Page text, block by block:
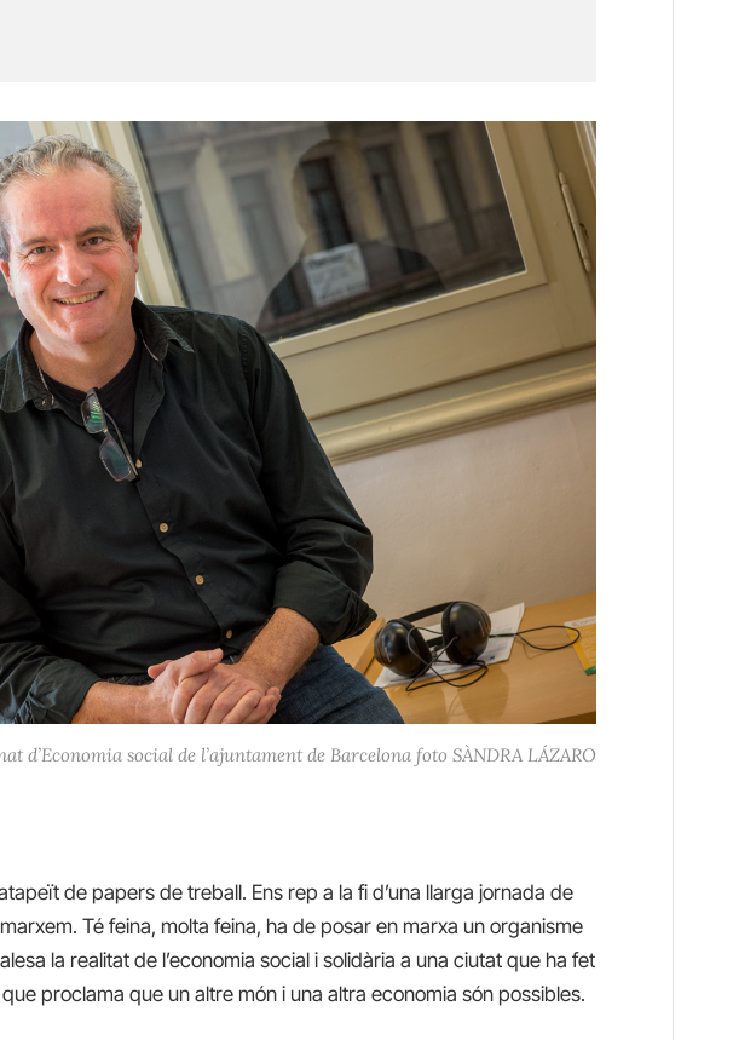
d’Economia social de l’ajuntament de Barcelona foto SÀNDRA LÁZARO
de papers de treball. Ens rep a la fi d’una llarga jornada de
Té feina, molta feina, ha de posar en marxa un organisme
la realitat de l’economia social i solidària a una ciutat que ha fet
proclama que un altre món i una altra economia són possibles.